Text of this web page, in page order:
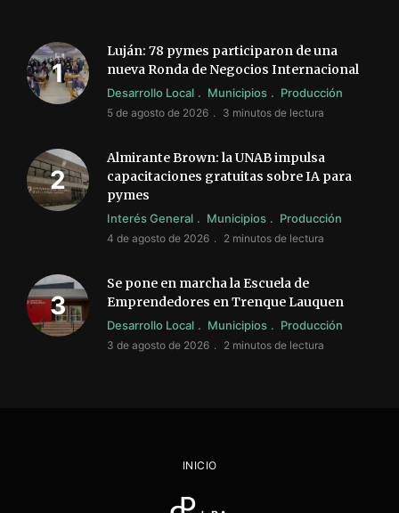
Luján: 78 pymes participaron de una
nueva Ronda de Negocios Internacional
Desarrollo Local Municipios Producción
5 de agosto de 2026 3 minutos de lectura
Almirante Brown: la UNAB impulsa
capacitaciones gratuitas sobre IA para
pymes
Interés General Municipios Producción
4 de agosto de 2026 2 minutos de lectura
Se pone en marcha la Escuela de
Emprendedores en Trenque Lauquen
Desarrollo Local Municipios Producción
3 de agosto de 2026 2 minutos de lectura
INICIO